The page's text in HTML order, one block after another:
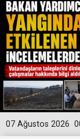
07 Ağustos 2026